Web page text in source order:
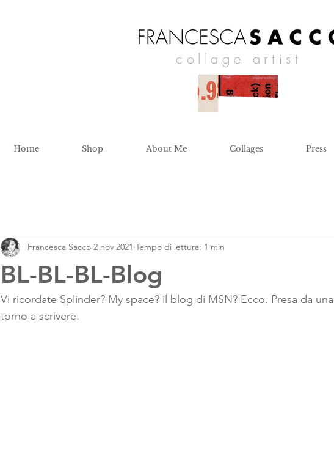
collage artist
Home Shop About Me Collages Press
BL-BL-BL-Blog
Francesca Sacco 2 nov 2021 Tempo di lettura: 1 min
Vi ricordate Splinder? My space? il blog di MSN? Ecco. Presa da
torno a scrivere.